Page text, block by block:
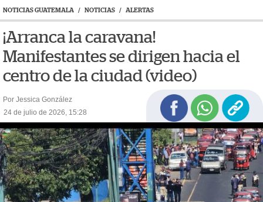
NOTICIAS GUATEMALA / NOTICIAS / ALERTAS
¡Arranca la caravana!
Manifestantes se dirigen hacia el
centro de la ciudad (video)
Por Jessica González
24 de julio de 2026, 15:28